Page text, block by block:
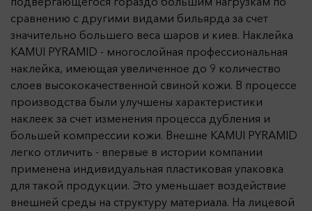
сравнению с другими видами бильярда за счет
значительно большего веса шаров и киев. Наклейка
KAMUI PYRAMID - многослойная профессиональная
наклейка, имеющая увеличенное до 9 количество
слоев высококачественной свиной кожи. В процессе
производства были улучшены характеристики
наклеек за счет изменения процесса дубления и
большей компрессии кожи. Внешне KAMUI PYRAMID
легко отличить - впервые в истории компании
применена индивидуальная пластиковая упаковка
для такой продукции. Это уменьшает воздействие
внешней среды на структуру материала. На лицевой